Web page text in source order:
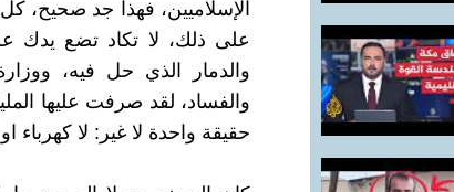
الإسلاميين، فهذا جد صحيح،
على ذلك، لا تكاد تضع يدك
والدمار الذي حل فيه،
والفساد، لقد صرفت عليها
حقيقة واحدة لا غير: لا كهرباء